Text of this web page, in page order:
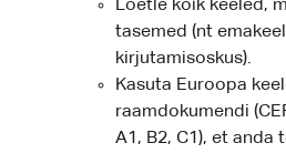
Loetle kõik keeled,
tasemed (nt
kirjutamisoskus).
Kasuta Euroopa
raamdokumendi
A1, B2, C1), et anda